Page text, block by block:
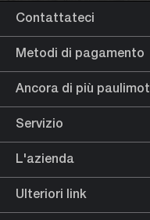
Contattateci
Metodi di pagamento
Ancora di più paulimot
Servizio
L'azienda
Ulteriori link